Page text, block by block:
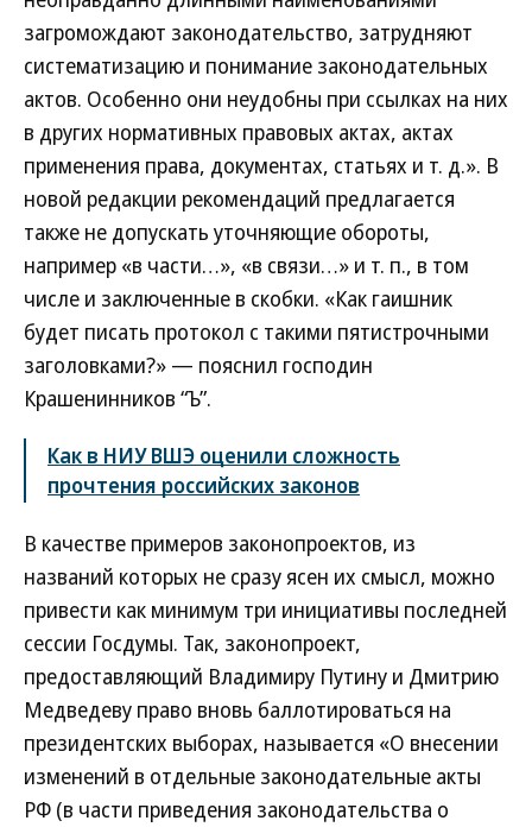
загромождают законодательство, затрудняют
систематизацию и понимание законодательных
актов. Особенно они неудобны при ссылках на них
в других нормативных правовых актах, актах
применения права, документах, статьях и т. д.». В
новой редакции рекомендаций предлагается
также не допускать уточняющие обороты,
например «в части…», «в связи…» и т. п., в том
числе и заключенные в скобки. «Как гаишник
будет писать протокол с такими пятистрочными
заголовками?» — пояснил господин
Крашенинников “Ъ”.
Как в НИУ ВШЭ оценили сложность
прочтения российских законов
В качестве примеров законопроектов, из
названий которых не сразу ясен их смысл, можно
привести как минимум три инициативы последней
сессии Госдумы. Так, законопроект,
предоставляющий Владимиру Путину и Дмитрию
Медведеву право вновь баллотироваться на
президентских выборах, называется «О внесении
изменений в отдельные законодательные акты
РФ (в части приведения законодательства о